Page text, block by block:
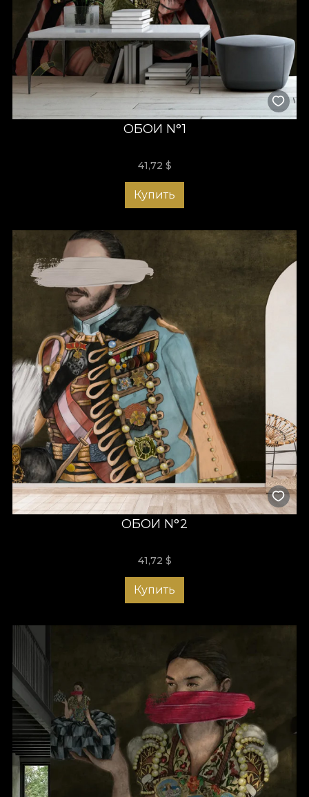
смотрятся в магазинах, офисах и шоурумах.
Обои VLAdiLA сочетают привлекательный дизайн и
практичность. Каждый продукт создаётся с вниманием к
деталям. Вы получите изысканность и комфорт. Мы
используем специальные технологии, чтобы обеспечить
долгий срок службы, влагостойкость и простое
Персонализация обоев по
подойдут к стилю вашего интерьера — современному,
практически нет ограничений. Каждый заказ —
возможность создать действительно уникальный декор.
Более того, наша команда поможет с выбором материалов
и artwork, чтобы итоговый результат полностью отражал
ваш вкус.
С обоями VLAdiLa вы сможете превратить любую комнату в
тёплое и гостеприимное пространство, где приятно
общаться и расслабляться. Пора выбрать идеальные
персонализированные обои и сделать первый шаг к
вашему новому оазису вдохновения. Откройте наши
коллекции!
ОБОИ N°1
41,72 $
Купить
ОБОИ N°2
41,72 $
Купить